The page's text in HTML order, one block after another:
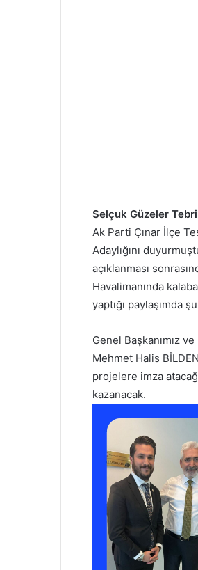
Selçuk Güzeler
Ak Parti Çınar İlçe
Adaylığını
açıklanması
Havalimanında
yaptığı paylaşımda
Genel Başkanımız
Mehmet Halis
projelere imza
kazanacak.